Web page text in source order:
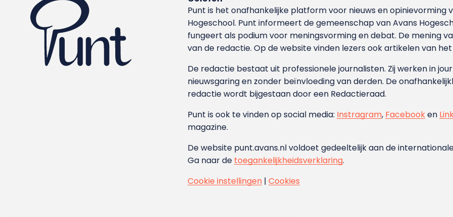
Punt is het onafhankelijke platform voor nieuws en
Hoge­school. Punt informeert de gemeenschap van Avans
fungeert als podium voor meningsvorming en debat. De mening
van de redactie. Op de website vinden lezers ook artikelen van
De redactie bestaat uit professionele journalisten. Zij werken in
nieuwsgaring en zonder beïnvloeding van derden. De
redactie wordt bijgestaan door een Redactieraad.
Punt is ook te vinden op social media: Instragram, Facebooken
magazine.
De website punt.avans.nl voldoet gedeeltelijk aan de
Ga naar de toegankelijkheidsverklaring.
Cookie instellingen |Cookies